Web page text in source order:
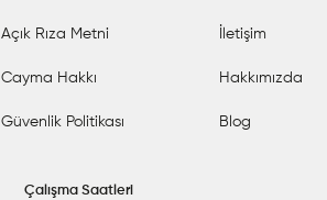
Açık Rıza Metni
Cayma Hakkı
Güvenlik Politikası
İletişim
Hakkımızda
Blog
Çalışma Saatleri